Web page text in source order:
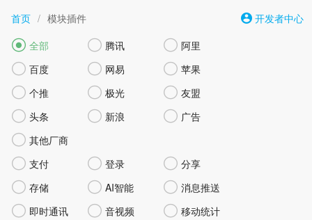
首页 / 模块插件 开发者中心
 全部  腾讯  阿里
 百度  网易  苹果
 个推  极光  友盟
 头条  新浪  广告
 其他厂商
 支付  登录  分享
 存储  AI智能  消息推送
 即时通讯  音视频  移动统计